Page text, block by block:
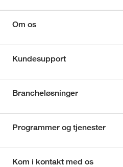
Om os
Kundesupport
Brancheløsninger
Programmer og tjenester
Kom i kontakt med os